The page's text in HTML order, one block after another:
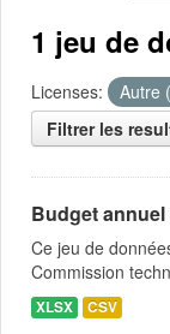
1 jeu de
Licenses: Autre
Filtrer les
Budget
Ce jeu de
Commission
XLSX CSV